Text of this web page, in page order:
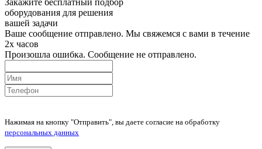
оборудования для решения
вашей задачи
Ваше сообщение отправлено. Мы свяжемся с вами в течение
2х часов
Произошла ошибка. Сообщение не отправлено.
Нажимая на кнопку "Отправить", вы даете согласие на обработку
персональных данных